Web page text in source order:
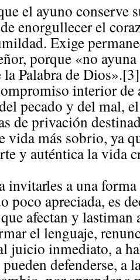
el ayuno conserve
enorgullecer el
Exige
porque «no
la Palabra de
interior de
pecado y del mal,
de privación
vida más sobrio, ya
y auténtica la vida
invitarles a una
poco apreciada, es
afectan y
el lenguaje,
juicio inmediato, a
defenderse, a